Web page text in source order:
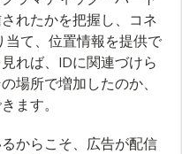
れたかを把握し、コネ
て、位置情報を提供で
れば、IDに関連づけら
場所で増加したのか、
ます。
からこそ、広告が配信